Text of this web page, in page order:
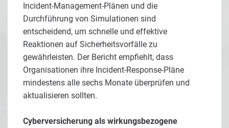
Incident-Management-Plänen und die
Durchführung von Simulationen sind
entscheidend, um schnelle und effektive
Reaktionen auf Sicherheitsvorfälle zu
gewährleisten. Der Bericht empfiehlt, dass
Organisationen ihre Incident-Response-Pläne
mindestens alle sechs Monate überprüfen und
aktualisieren sollten.
Cyberversicherung als wirkungsbezogene